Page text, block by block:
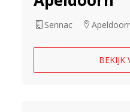
Sennac
BEKIJK